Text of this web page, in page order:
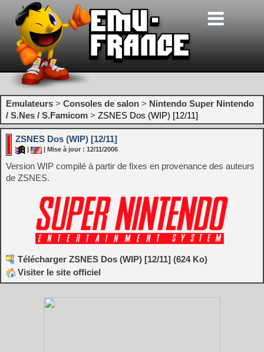
Emulateurs > Consoles de salon > Nintendo Super Nintendo
/ S.Nes / S.Famicom > ZSNES Dos (WIP) [12/11]
ZSNES Dos (WIP) [12/11]
| Mise à jour : 12/11/2006
Version WIP compilé à partir de fixes en provenance des auteurs
de ZSNES.
Télécharger ZSNES Dos (WIP) [12/11] (624 Ko)
Visiter le site officiel